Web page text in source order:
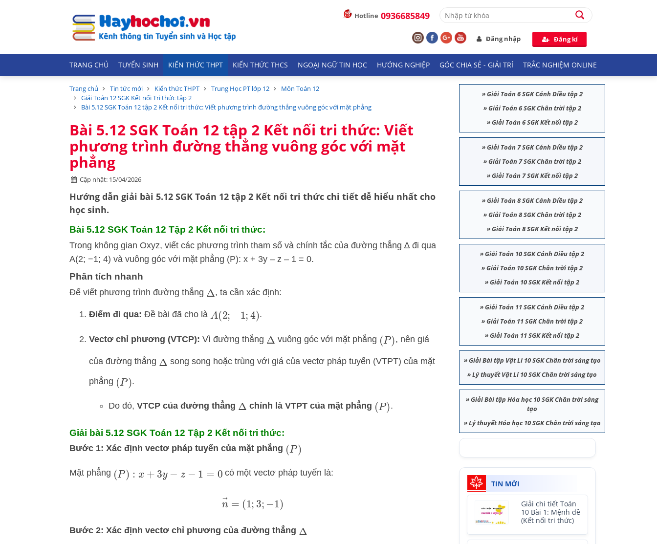
Hotline 0936685849
Đăng nhập Đăng kí
TRANG CHỦ TUYỂN SINH KIẾN THỨC THPT KIẾN THỨC THCS NGOẠI NGỮ TIN HỌC HƯỚNG NGHIỆP GÓC CHIA SẺ - GIẢI TRÍ TRẮC NGHIỆM ONLINE
Trang chủ Tin tức mới Kiến thức THPT Trung Học PT lớp 12
Môn Toán 12
Giải Toán 12 SGK Kết nối Tri thức tập 2
Bài 5.12 SGK Toán 12 tập 2 Kết nối tri thức: Viết phương trình đường thẳng vuông góc với mặt phẳng
Bài 5.12 SGK Toán 12 tập 2 Kết nối tri thức: Viết
phương trình đường thẳng vuông góc với mặt
phẳng
Cập nhật: 15/04/2026
Hướng dẫn giải bài 5.12 SGK Toán 12 tập 2 Kết nối tri thức chi tiết dễ hiểu nhất cho
học sinh.
Bài 5.12 SGK Toán 12 Tập 2 Kết nối tri thức:
Trong không gian Oxyz, viết các phương trình tham số và chính tắc của đường thẳng ∆ đi qua
A(2; −1; 4) và vuông góc với mặt phẳng (P): x + 3y – z – 1 = 0.
Phân tích nhanh
Để viết phương trình đường thẳng Δ , ta cần xác định:
Điểm đi qua: Đề bài đã cho là A(2; −1;4) .
Vectơ chỉ phương (VTCP): Vì đường thẳng Δ vuông góc với mặt phẳng (P) , nên giá
của đường thẳng Δ song song hoặc trùng với giá của vectơ pháp tuyến (VTPT) của mặt
phẳng (P) .
Do đó, VTCP của đường thẳng Δ chính là VTPT của mặt phẳng (P) .
Giải bài 5.12 SGK Toán 12 Tập 2 Kết nối tri thức:
Bước 1: Xác định vectơ pháp tuyến của mặt phẳng (P)
Mặt phẳng (P): x +3y−z−1 =0 có một vectơ pháp tuyến là:
n → =(1 ;3 −1 )
Bước 2: Xác định vectơ chỉ phương của đường thẳng Δ
»Giải Toán 6 SGK Cánh Diều tập 2
»Giải Toán 6 SGK Chân trời tập 2
»Giải Toán 6 SGK Kết nối tập 2
»Giải Toán 7 SGK Cánh Diều tập 2
»Giải Toán 7 SGK Chân trời tập 2
»Giải Toán 7 SGK Kết nối tập 2
»Giải Toán 8 SGK Cánh Diều tập 2
»Giải Toán 8 SGK Chân trời tập 2
»Giải Toán 8 SGK Kết nối tập 2
»Giải Toán 10 SGK Cánh Diều tập 2
»Giải Toán 10 SGK Chân trời tập 2
»Giải Toán 10 SGK Kết nối tập 2
»Giải Toán 11 SGK Cánh Diều tập 2
»Giải Toán 11 SGK Chân trời tập 2
»Giải Toán 11 SGK Kết nối tập 2
»Giải Bài tập Vật Lí 10 SGK Chân trời sáng tạo
»Lý thuyết Vật Lí 10 SGK Chân trời sáng tạo
»Giải Bài tập Hóa học 10 SGK Chân trời sáng
tạo
»Lý thuyết Hóa học 10 SGK Chân trời sáng tạo
TIN MỚI
Giải chi tiết Toán
10 Bài 1: Mệnh đề
(Kết nối tri thức)